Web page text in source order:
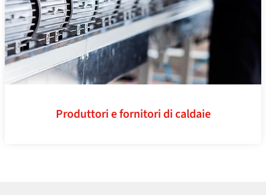
Produttori e fornitori di caldaie